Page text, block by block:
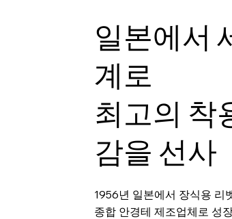
일본에서
계로
최고의 착
감을 선사
1956년 일본에서 장식용 리
종합 안경테 제조업체로 성